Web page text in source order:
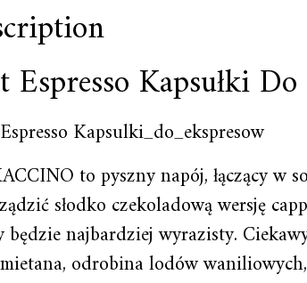
Espresso Kapsułki
Kapsulki_do_ekspresow
to pyszny napój, łączący w
słodko czekoladową wersję
będzie najbardziej wyrazisty.
odrobina lodów